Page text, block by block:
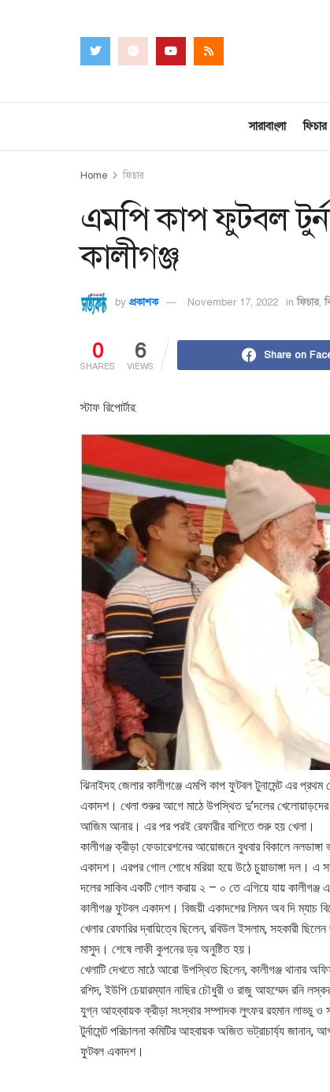
সারাবাংলা ফিচার
Home ফিচার
এমপি কাপ ফুটবল
কালীগঞ্জ
by প্রকাশক November 17, 2022 in ফিচার,
0
SHARES
6
VIEWS
Share on
স্টাফ রিপোর্টার:
ঝিনাইদহ জেলার কালীগঞ্জে এমপি কাপ ফুটবল টুনামেন্ট এর
একাদশ। খেলা শুরুর আগে মাঠে উপস্থিত দু’দলের খেলোয়াড়দের
আজিম আনার। এর পর পরই রেফারীর বাশিতে শুরু হয় খেলা।
কালীগঞ্জ ক্রীড়া ফেডারেশনের আয়োজনে বুধবার বিকালে
একাদশ। এরপর গোল শোধে মরিয়া হয়ে উঠে চুয়াডাঙ্গা দল। এ
দলের সাকিব একটি গোল করায় ২ – ০ তে এগিয়ে যায়
কালীগঞ্জ ফুটবল একাদশ। বিজয়ী একাদশের লিমন অব দি ম্যাচ
খেলার রেফারির দ্বায়িত্বে ছিলেন, রবিউল ইসলাম, সহকারী
মাসুদ। শেষে লাকী কুপনের ড্র অনুষ্টিত হয়।
খেলাটি দেখতে মাঠে আরো উপস্থিত ছিলেন, কালীগঞ্জ থানার
রশিদ, ইউপি চেয়ারম্যান নাছির চৌধুরী ও রাজু আহম্মেদ রনি
যুগ্ন আহব্বায়ক ক্রীড়া সংস্থার সম্পাদক লুৎফর রহমান লাড্ডু ও
টুর্নামেন্ট পরিচালনা কমিটির আহবায়ক অজিত ভট্রাচার্য্য
ফুটবল একাদশ।